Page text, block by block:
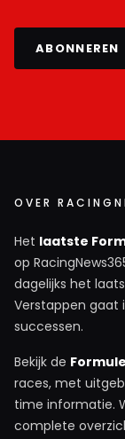
ABONNEREN
OVER
Het laatste
op
dagelijks het
Verstappen gaat
successen.
Bekijk de
races, met
time informatie.
complete